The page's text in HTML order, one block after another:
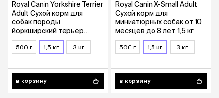
Royal Canin Yorkshire Terrier
Adult Сухой корм для
собак породы
йоркширский терьер
старше 10 месяцев, 1,5 кг
500 г 1,5 кг 3 кг
в корзину
Royal Canin X-Small Adult
Сухой корм для
миниатюрных собак от 10
месяцев до 8 лет, 1,5 кг
500 г 1,5 кг 3 кг
в корзину